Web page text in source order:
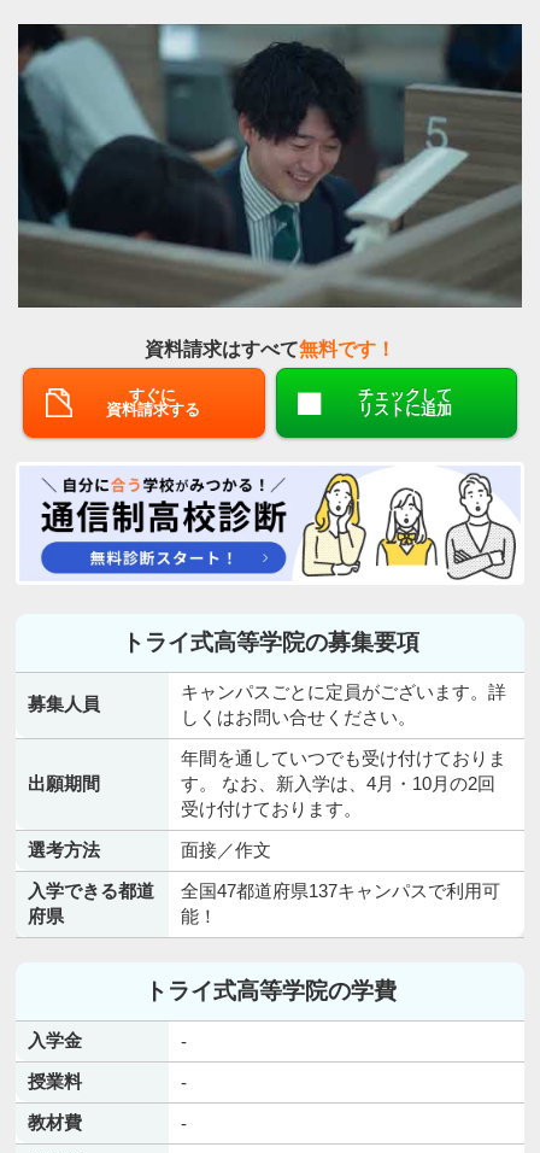
資料請求はすべて無料です！
すぐに
資料請求する
チェックして
リストに追加
トライ式高等学院の募集要項
募集人員
キャンパスごとに定員がございます。詳
しくはお問い合せください。
出願期間
年間を通していつでも受け付けておりま
す。 なお、新入学は、4月・10月の2回
受け付けております。
選考方法
面接／作文
入学できる都道
府県
全国47都道府県137キャンパスで利用可
能！
トライ式高等学院の学費
入学金
-
授業料
-
教材費
-